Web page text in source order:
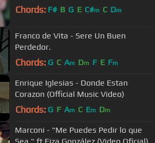
Chords: F# B G E C#m C Dm
Franco de Vita - Sere Un Buen
Perdedor.
Chords: G C Am Dm F E Fm
Enrique Iglesias - Donde Estan
Corazon (Official Music Video)
Chords: G F Am C Em Dm
Marconi - "Me Puedes Pedir lo que